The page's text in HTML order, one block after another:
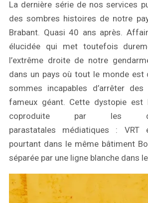
La dernière série de nos services
des sombres histoires de notre
Brabant. Quasi 40 ans après.
élucidée qui met toutefois
l’extrême droite de notre
dans un pays où tout le monde est
sommes incapables d’arrêter
fameux géant. Cette dystopie est
coproduite par les
parastatales médiatiques : VRT
pourtant dans le même bâtiment
séparée par une ligne blanche dans